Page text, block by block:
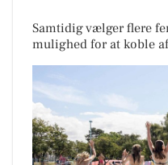
Samtidig vælger flere
mulighed for at koble